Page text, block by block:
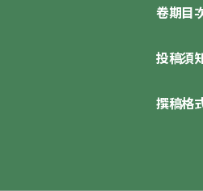
卷期目
投稿須
撰稿格